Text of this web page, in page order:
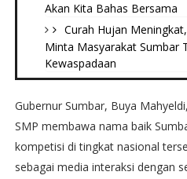
Akan Kita Bahas Bersama
Curah Hujan
Minta Masyarakat Sumbar
Kewaspadaan
Gubernur Sumbar, Buya
SMP membawa nama baik
kompetisi di tingkat nasional
sebagai media interaksi dengan